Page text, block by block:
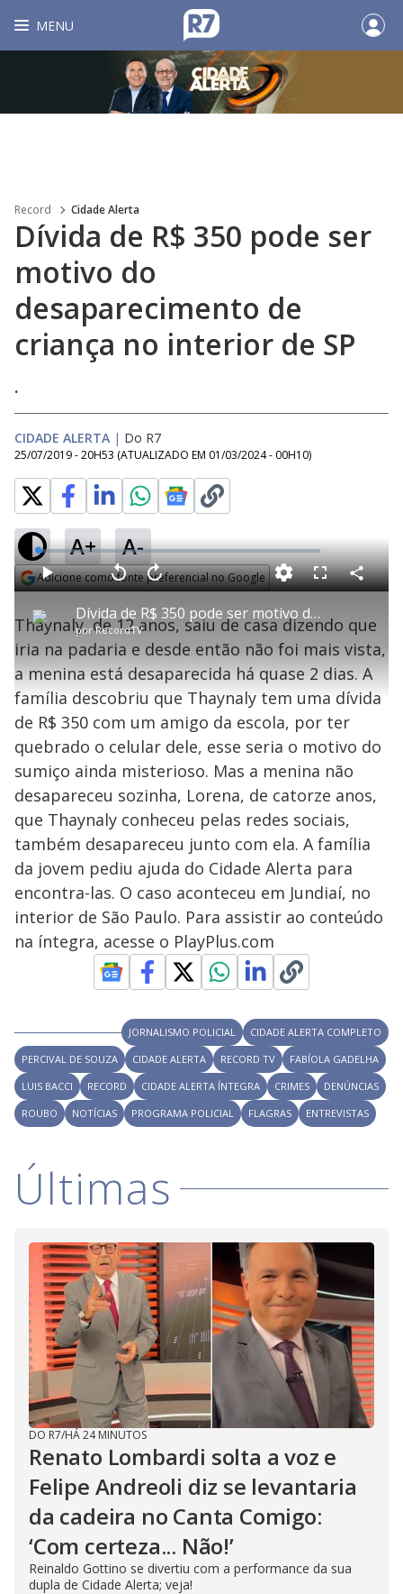
MENU
Record Cidade Alerta
Dívida de R$ 350 pode ser
motivo do
desaparecimento de
criança no interior de SP
.
CIDADE ALERTA | Do R7
25/07/2019 - 20H53 (ATUALIZADO EM 01/03/2024 - 00H10)
A+ A-
Adicione como fonte preferencial no Google
P
l
a
y
V
i
d
e
o
Dívida de R$ 350 pode ser motivo do desaparecimento de criança no interior de SP
porRecordTV
P V
t
a
r
0
e
g
n
d
s
A
a
n
ç
a
r
1
s
e
o
s
M
u
d
o
L
o
a
d
e
:
0
.
9
%
F
s
c
e
n
C
o
a
r
i
l
a
Thaynaly, de 12 anos, saiu de casa dizendo que
iria na padaria e desde então não foi mais vista,
a menina está desaparecida há quase 2 dias. A
família descobriu que Thaynaly tem uma dívida
de R$ 350 com um amigo da escola, por ter
quebrado o celular dele, esse seria o motivo do
sumiço ainda misterioso. Mas a menina não
desapareceu sozinha, Lorena, de catorze anos,
que Thaynaly conheceu pelas redes sociais,
também desapareceu junto com ela. A família
da jovem pediu ajuda do Cidade Alerta para
encontra-las. O caso aconteceu em Jundiaí, no
interior de São Paulo. Para assistir ao conteúdo
na íntegra, acesse o PlayPlus.com
JORNALISMO POLICIAL
CIDADE ALERTA COMPLETO
PERCIVAL DE SOUZA
CIDADE ALERTA RECORD TV
FABÍOLA GADELHA
LUIS BACCI
RECORD CIDADE ALERTA ÍNTEGRA CRIMES
DENÚNCIAS
ROUBO
NOTÍCIAS PROGRAMA POLICIAL FLAGRAS ENTREVISTAS
Últimas
DO R7/HÁ 24 MINUTOS
Renato Lombardi solta a voz e
Felipe Andreoli diz se levantaria
da cadeira no Canta Comigo:
‘Com certeza... Não!’
Reinaldo Gottino se divertiu com a performance da sua
dupla de Cidade Alerta; veja!